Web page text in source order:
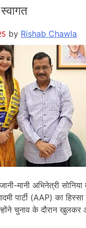
by Rishab Chawla
मानी अभिनेत्री
पार्टी (AAP) का हिस्सा
चुनाव के दौरान खुलकर